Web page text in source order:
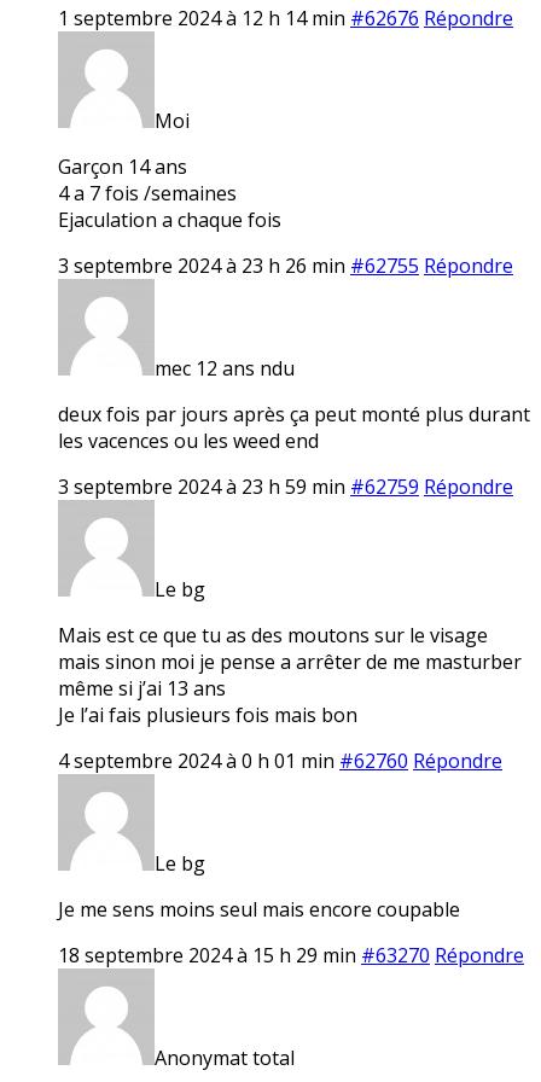
1 septembre 2024 à 12 h 14 min #62676 Répondre
Moi
Garçon 14 ans
4 a 7 fois /semaines
Ejaculation a chaque fois
3 septembre 2024 à 23 h 26 min #62755 Répondre
mec 12 ans ndu
deux fois par jours après ça peut monté plus durant
les vacences ou les weed end
3 septembre 2024 à 23 h 59 min #62759 Répondre
Le bg
Mais est ce que tu as des moutons sur le visage
mais sinon moi je pense a arrêter de me masturber
même si j’ai 13 ans
Je l’ai fais plusieurs fois mais bon
4 septembre 2024 à 0 h 01 min #62760 Répondre
Le bg
Je me sens moins seul mais encore coupable
18 septembre 2024 à 15 h 29 min #63270 Répondre
Anonymat total